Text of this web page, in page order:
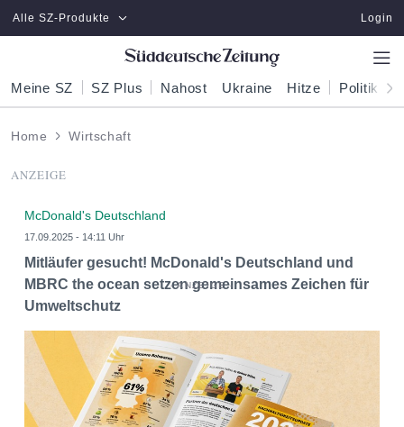
Zum Hauptinhalt springen
Alle SZ-Produkte Login
Meine SZ SZ Plus Nahost Ukraine Hitze Politik
Home Wirtschaft
ANZEIGE
McDonald's Deutschland
17.09.2025 - 14:11 Uhr
Mitläufer gesucht! McDonald's Deutschland und
MBRC the ocean setzen gemeinsames Zeichen für
Umweltschutz